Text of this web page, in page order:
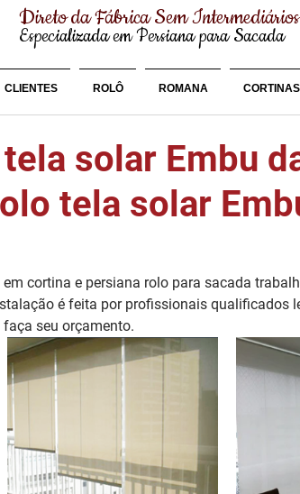
Direto da Fábrica Sem Intermediários
Especializada em Persiana para Sacada
CLIENTES ROLÔ ROMANA CORTINAS
solar Embu
tela solar
cortina e persiana rolo para sacada
é feita por profissionais qualificados
seu orçamento.